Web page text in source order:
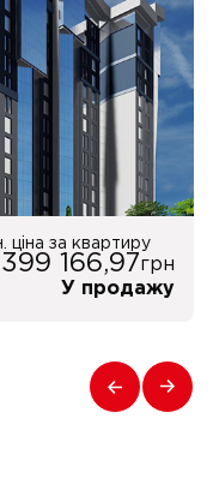
ціна за квартиру
166,97грн
У продажу